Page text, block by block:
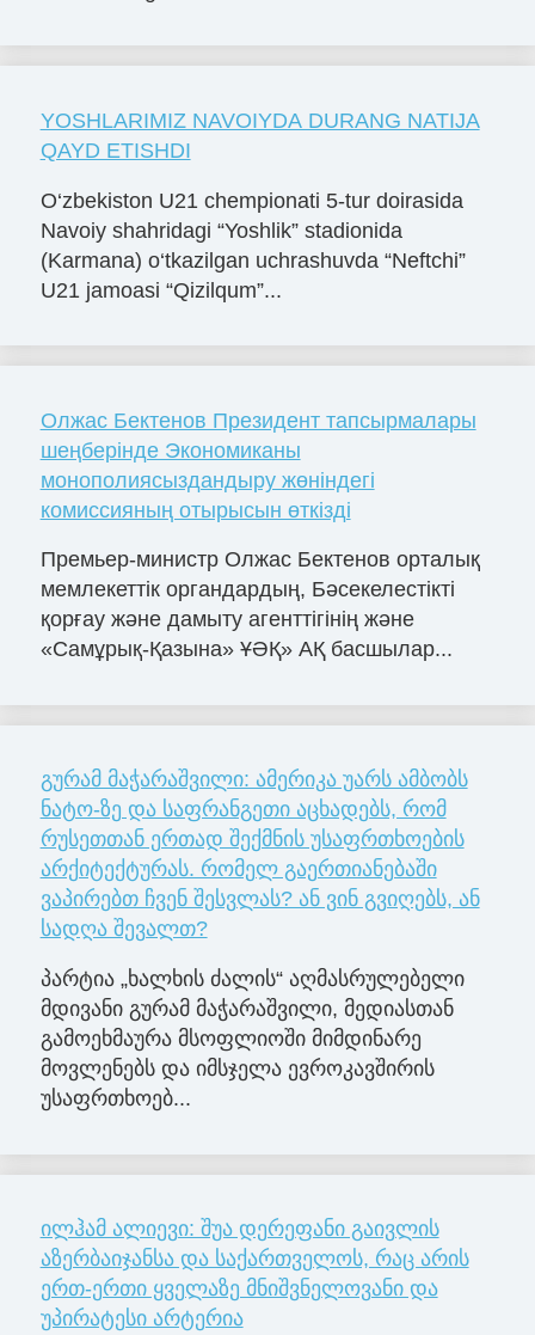
YOSHLARIMIZ NAVOIYDA DURANG NATIJA
QAYD ETISHDI
O‘zbekiston U21 chempionati 5-tur doirasida
Navoiy shahridagi “Yoshlik” stadionida
(Karmana) o‘tkazilgan uchrashuvda “Neftchi”
U21 jamoasi “Qizilqum”...
Олжас Бектенов Президент тапсырмалары
шеңберінде Экономиканы
монополиясыздандыру жөніндегі
комиссияның отырысын өткізді
Премьер-министр Олжас Бектенов орталық
мемлекеттік органдардың, Бәсекелестікті
қорғау және дамыту агенттігінің және
«Самұрық-Қазына» ҰӘҚ» АҚ басшылар...
გურამ მაჭარაშვილი: ამერიკა უარს ამბობს
ნატო-ზე და საფრანგეთი აცხადებს, რომ
რუსეთთან ერთად შექმნის უსაფრთხოების
არქიტექტურას. რომელ გაერთიანებაში
ვაპირებთ ჩვენ შესვლას? ან ვინ გვიღებს, ან
სადღა შევალთ?
პარტია „ხალხის ძალის“ აღმასრულებელი
მდივანი გურამ მაჭარაშვილი, მედიასთან
გამოეხმაურა მსოფლიოში მიმდინარე
მოვლენებს და იმსჯელა ევროკავშირის
უსაფრთხოებ...
ილჰამ ალიევი: შუა დერეფანი გაივლის
აზერბაიჯანსა და საქართველოს, რაც არის
ერთ-ერთი ყველაზე მნიშვნელოვანი და
უპირატესი არტერია